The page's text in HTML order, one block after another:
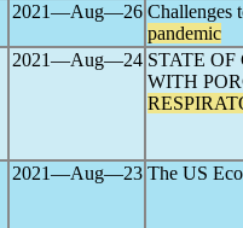
2021―Aug―26 Challenges
pandemic
2021―Aug―24 STATE
WITH
2021―Aug―23 The US